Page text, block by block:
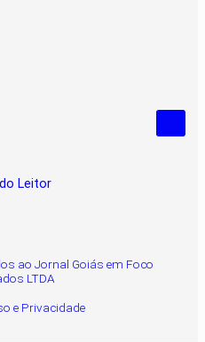
Leitor
ao Jornal Goiás em Foco
LTDA
e Privacidade